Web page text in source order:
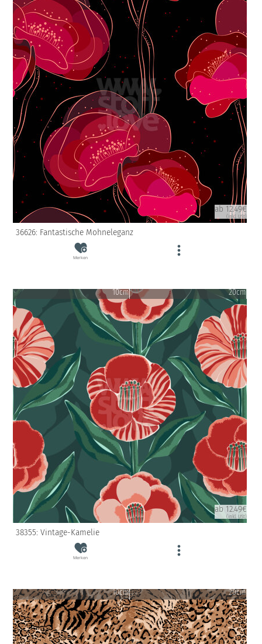
ab 12.49€
(inkl. USt)
36626: Fantastische Mohneleganz
Merken
10cm 20cm
ab 12.49€
(inkl. USt)
38355: Vintage-Kamelie
Merken
10cm 20cm